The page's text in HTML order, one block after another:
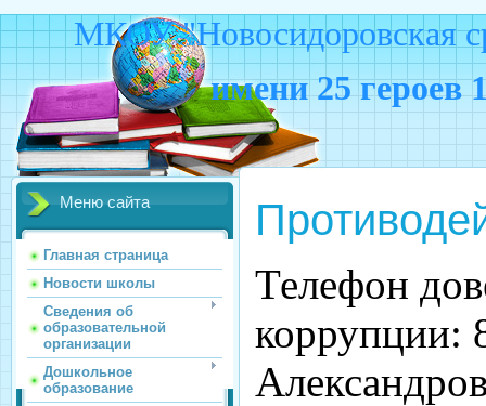
МКОУ "Новосидоровская
имени 25 героев
Меню сайта
Главная страница
Новости школы
Сведения об
образовательной
организации
Дошкольное
образование
Телефон
коррупции: